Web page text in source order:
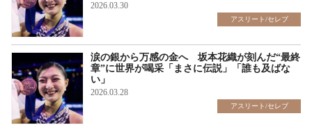
2026.03.30
アスリート/セレブ
涙の銀から万感の金へ 坂本花織が刻んだ“最終
章”に世界が喝采「まさに伝説」「誰も及ばな
い」
2026.03.28
アスリート/セレブ